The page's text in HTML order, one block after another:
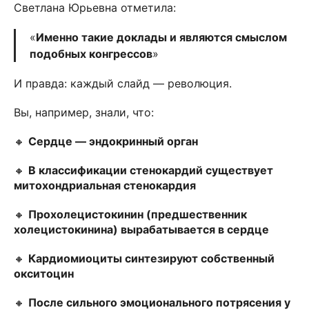
Светлана Юрьевна отметила:
«Именно такие доклады и являются смыслом
подобных конгрессов»
И правда: каждый слайд — революция.
Вы, например, знали, что:
🔸 Сердце — эндокринный орган
🔸 В классификации стенокардий существует
митохондриальная стенокардия
🔸 Прохолецистокинин (предшественник
холецистокинина) вырабатывается в сердце
🔸 Кардиомиоциты синтезируют собственный
окситоцин
🔸 После сильного эмоционального потрясения у